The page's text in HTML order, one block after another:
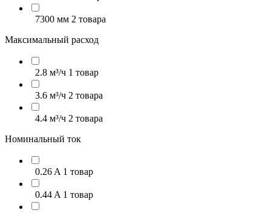
7300 мм 2 товара
Максимальный расход
2.8 м³/ч 1 товар
3.6 м³/ч 2 товара
4.4 м³/ч 2 товара
Номинальный ток
0.26 A 1 товар
0.44 A 1 товар